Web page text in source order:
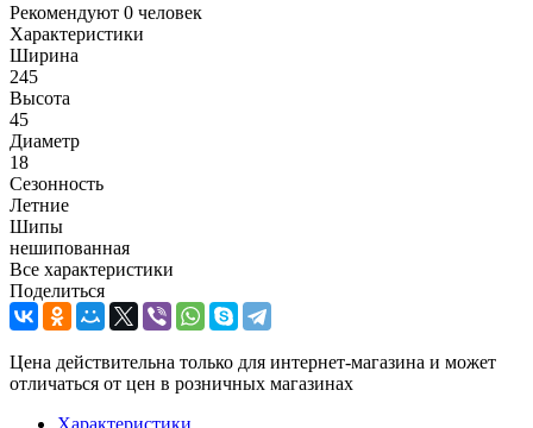
Рекомендуют 0 человек
Характеристики
Ширина
245
Высота
45
Диаметр
18
Сезонность
Летние
Шипы
нешипованная
Все характеристики
Поделиться
Цена действительна только для интернет-магазина и может
отличаться от цен в розничных магазинах
Характеристики